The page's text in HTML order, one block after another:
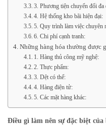
3. Phương tiện chuyển đổi đa
4. Hệ thống kho bãi hiện đại:
5. Quy trình làm việc chuyên
6. Chi phí cạnh tranh:
Những hàng hóa thường được
1. Hàng thủ công mỹ nghệ:
2. Thực phẩm:
3. Dệt có thể:
4. Hàng điện tử:
5. Các mặt hàng khác:
Điều gì làm nên sự đặc biệt